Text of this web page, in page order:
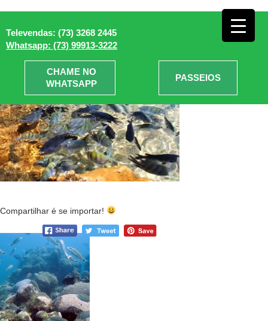
Televendas: (73) 3268 2445
Whatsapp: (73) 99913-3222
CHAME NO
WHATSAPP
PASSEIOS
» Recife de Fora
Compartilhar é se importar!